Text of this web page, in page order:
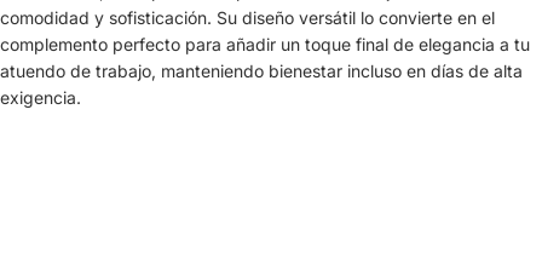
comodidad y sofisticación. Su diseño versátil lo convierte en el
complemento perfecto para añadir un toque final de elegancia a tu
atuendo de trabajo, manteniendo bienestar incluso en días de alta
exigencia.